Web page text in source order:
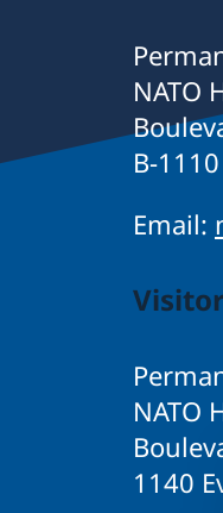
NATO
B-
Email:
NATO
1140